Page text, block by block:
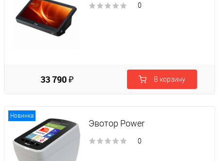
0
33 790 ₽ В корзину
Новинка
Эвотор Power
0